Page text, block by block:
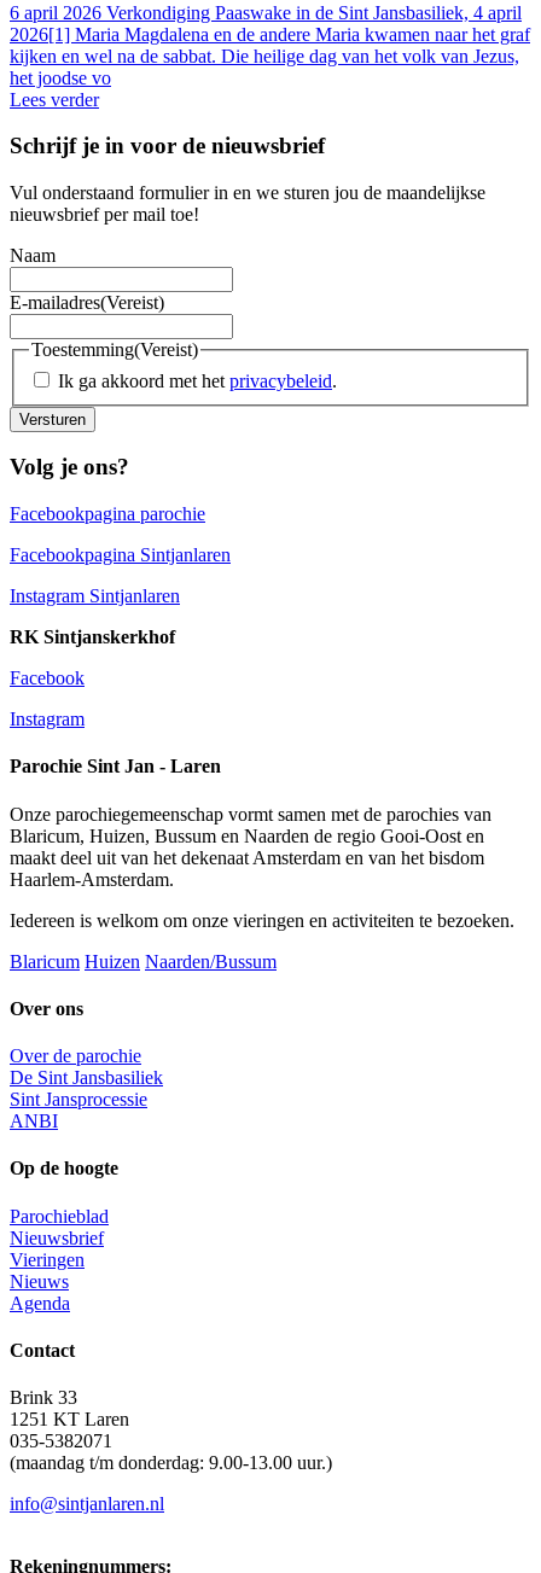
6 april 2026 Verkondiging Paaswake in de Sint Jansbasiliek, 4 april
2026[1] Maria Magdalena en de andere Maria kwamen naar het graf
kijken en wel na de sabbat. Die heilige dag van het volk van Jezus,
het joodse vo
Lees verder
Schrijf je in voor de nieuwsbrief
Vul onderstaand formulier in en we sturen jou de maandelijkse
nieuwsbrief per mail toe!
Naam
E-mailadres(Vereist)
Toestemming(Vereist)
Ik ga akkoord met het privacybeleid.
Versturen
Volg je ons?
Facebookpagina parochie
Facebookpagina Sintjanlaren
Instagram Sintjanlaren
RK Sintjanskerkhof
Facebook
Instagram
Parochie Sint Jan - Laren
Onze parochiegemeenschap vormt samen met de parochies van
Blaricum, Huizen, Bussum en Naarden de regio Gooi-Oost en
maakt deel uit van het dekenaat Amsterdam en van het bisdom
Haarlem-Amsterdam.
Iedereen is welkom om onze vieringen en activiteiten te bezoeken.
Blaricum Huizen Naarden/Bussum
Over ons
Over de parochie
De Sint Jansbasiliek
Sint Jansprocessie
ANBI
Op de hoogte
Parochieblad
Nieuwsbrief
Vieringen
Nieuws
Agenda
Contact
Brink 33
1251 KT Laren
035-5382071
(maandag t/m donderdag: 9.00-13.00 uur.)
info@sintjanlaren.nl
Rekeningnummers: